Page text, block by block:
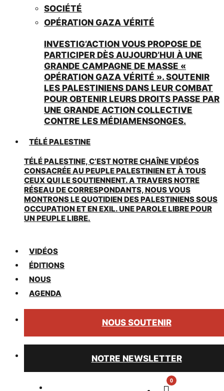
SOCIÉTÉ
OPÉRATION GAZA VÉRITÉ
INVESTIG’ACTION VOUS PROPOSE DE
PARTICIPER DÈS AUJOURD’HUI À UNE
GRANDE CAMPAGNE DE MASSE «
OPÉRATION GAZA VÉRITÉ ». SOUTENIR
LES PALESTINIENS DANS LEUR COMBAT
POUR OBTENIR LEURS DROITS PASSE PAR
UNE GRANDE ACTION COLLECTIVE
CONTRE LES MÉDIAMENSONGES.
TÉLÉ PALESTINE
TÉLÉ PALESTINE, C’EST NOTRE CHAÎNE VIDÉOS
CONSACRÉE AU PEUPLE PALESTINIEN ET À TOUS
CEUX QUI LE SOUTIENNENT. A TRAVERS NOTRE
RÉSEAU DE CORRESPONDANTS, NOUS VOUS
MONTRONS LE QUOTIDIEN DES PALESTINIENS SOUS
OCCUPATION ET EN EXIL. UNE PAROLE LIBRE POUR
UN PEUPLE LIBRE.
VIDÉOS
ÉDITIONS
NOUS
AGENDA
NOUS SOUTENIR
NOTRE NEWSLETTER
0